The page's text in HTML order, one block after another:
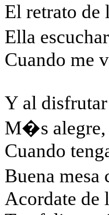
El retrato de
Ella
Cuando me
Y al
M�s
Cuando
Buena
Acordate de